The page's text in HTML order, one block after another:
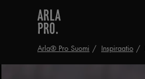
Arla® Pro Suomi Inspiraatio